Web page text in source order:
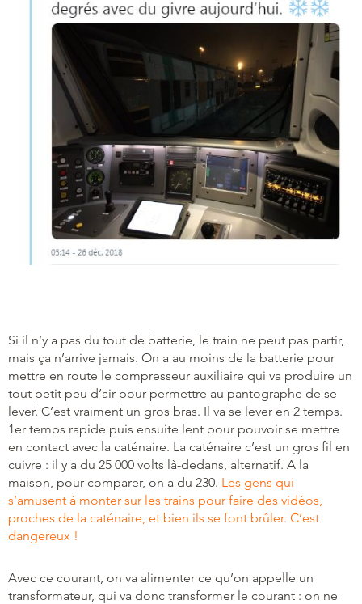
Si il n’y a pas du tout de batterie, le train ne peut pas partir,
mais ça n’arrive jamais. On a au moins de la batterie pour
mettre en route le compresseur auxiliaire qui va produire un
tout petit peu d’air pour permettre au pantographe de se
lever. C’est vraiment un gros bras. Il va se lever en 2 temps.
1er temps rapide puis ensuite lent pour pouvoir se mettre
en contact avec la caténaire. La caténaire c’est un gros fil en
cuivre : il y a du 25 000 volts là-dedans, alternatif. A la
maison, pour comparer, on a du 230. Les gens qui
s’amusent à monter sur les trains pour faire des vidéos,
proches de la caténaire, et bien ils se font brûler. C’est
dangereux !
Avec ce courant, on va alimenter ce qu’on appelle un
transformateur, qui va donc transformer le courant : on ne